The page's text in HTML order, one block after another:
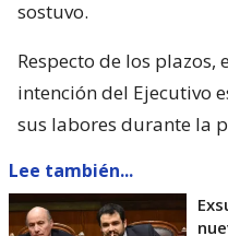
sostuvo.
Respecto de los
intención del Ejecutivo
sus labores durante la
Lee también...